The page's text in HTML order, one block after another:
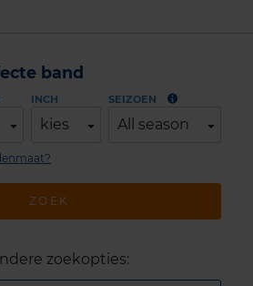
band
INCH
kies
SEIZOEN
All season
ZOEK
zoekopties: